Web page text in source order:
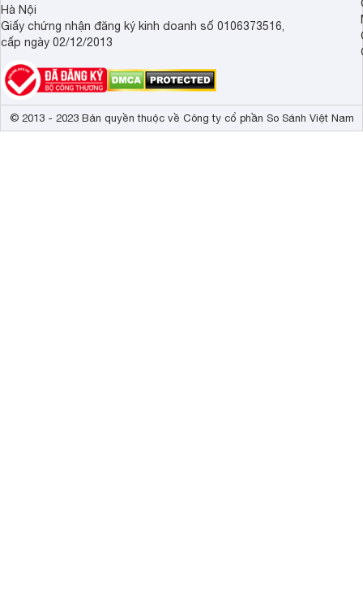
Hà Nội
Giấy chứng nhận đăng ký kinh doanh số 0106373516,
cấp ngày 02/12/2013
© 2013 - 2023 Bản quyền thuộc về Công ty cổ phần So Sánh Việt Nam